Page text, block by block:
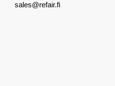
sales@refair.fi